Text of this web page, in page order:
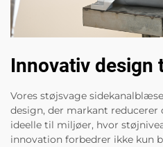
Innovativ design
Vores støjsvage
design, der markant
ideelle til miljøer, hvor
innovation forbedrer ikke kun